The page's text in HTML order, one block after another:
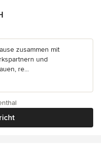
5 Sternen
zusammen mit
und
re...